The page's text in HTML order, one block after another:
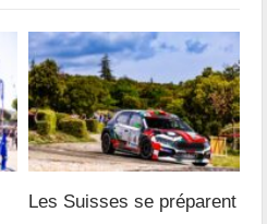
Les Suisses se préparent